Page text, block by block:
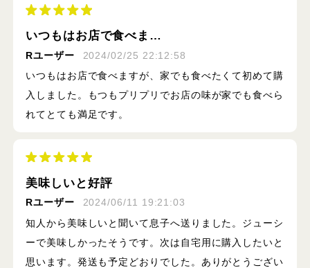
いつもはお店で食べま…
Rユーザー
2024/02/25 22:12:58
いつもはお店で食べますが、家でも食べたくて初めて購
入しました。もつもプリプリでお店の味が家でも食べら
れてとても満足です。
美味しいと好評
Rユーザー
2024/06/11 19:21:03
知人から美味しいと聞いて息子へ送りました。ジューシ
ーで美味しかったそうです。次は自宅用に購入したいと
思います。発送も予定どおりでした。ありがとうござい